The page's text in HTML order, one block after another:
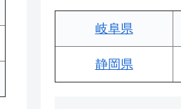
岐阜県
静岡県